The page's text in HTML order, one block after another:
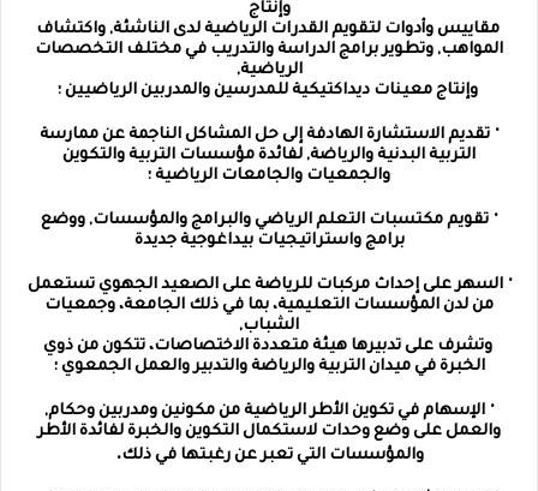
وإنتاج
مقاييس وأدوات لتقويم القدرات الرياضية لدى الناشئة, واكتشاف
المواهب, وتطوير برامج الدراسة والتدريب في مختلف التخصصات
الرياضية,
وإنتاج معينات ديداكتيكية للمدرسين والمدربين الرياضيين ؛
· تقديم الاستشارة الهادفة إلى حل المشاكل الناجمة عن ممارسة
التربية البدنية والرياضة, لفائدة مؤسسات التربية والتكوين
والجمعيات والجامعات الرياضية ؛
· تقويم مكتسبات التعلم الرياضي والبرامج والمؤسسات, ووضع
برامج واستراتيجيات بيداغوجية جديدة
·السهر على إحداث مركبات للرياضة على الصعيد الجهوي تستعمل
من لدن المؤسسات التعليمية، بما في ذلك الجامعة، وجمعيات
الشباب,
وتشرف على تدبيرها هيئة متعددة الاختصاصات، تتكون من ذوي
الخبرة في ميدان التربية والرياضة والتدبير والعمل الجمعوي ؛
· الإسهام في تكوين الأطر الرياضية من مكونين ومدربين وحكام,
والعمل على وضع وحدات لاستكمال التكوين والخبرة لفائدة الأطر
والمؤسسات التي تعبر عن رغبتها في ذلك.